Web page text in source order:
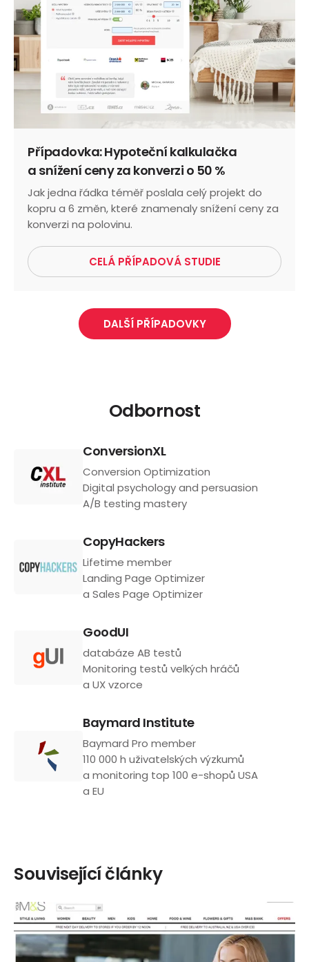
Případovka: Hypoteční kalkulačka
a snížení ceny za konverzi o 50 %
Jak jedna řádka téměř poslala celý projekt do
kopru a 6 změn, které znamenaly snížení ceny za
konverzi na polovinu.
CELÁ PŘÍPADOVÁ STUDIE
DALŠÍ PŘÍPADOVKY
Odbornost
ConversionXL
Conversion Optimization
Digital psychology and persuasion
A/B testing mastery
CopyHackers
Lifetime member
Landing Page Optimizer
a Sales Page Optimizer
GoodUI
databáze AB testů
Monitoring testů velkých hráčů
a UX vzorce
Baymard Institute
Baymard Pro member
110 000 h uživatelských výzkumů
a monitoring top 100 e-shopů USA
a EU
Související články